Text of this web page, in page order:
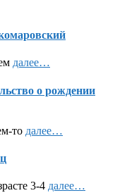
далее…
о рождении
то далее…
3-4 далее…